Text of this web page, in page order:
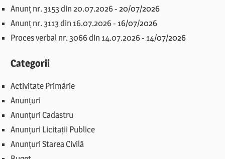
Anunț nr. 3153 din 20.07.2026-20/07/2026
Anunț nr. 3113 din 16.07.2026- 16/07/2026
Proces verbal nr. 3066 din 14.07.2026- 14/07/2026
Categorii
Activitate Primărie
Anunțuri
Anunțuri Cadastru
Anunțuri Licitații Publice
Anunțuri Starea Civilă